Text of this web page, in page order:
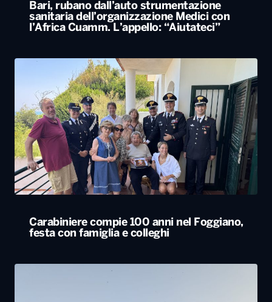
Bari, rubano dall’auto strumentazione
sanitaria dell’organizzazione Medici con
l’Africa Cuamm. L’appello: “Aiutateci”
Carabiniere compie 100 anni nel Foggiano,
festa con famiglia e colleghi